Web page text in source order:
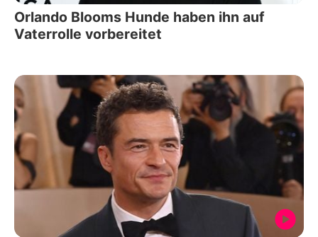
Orlando Blooms Hunde haben ihn auf
Vaterrolle vorbereitet